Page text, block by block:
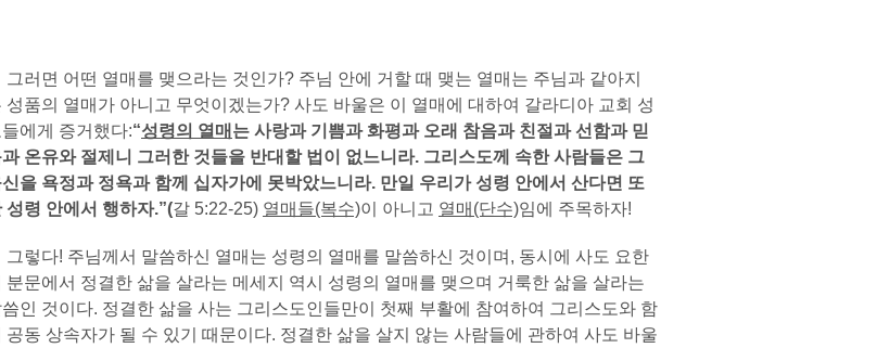
러면 어떤 열매를 맺으라는 것인가? 주님 안에 거할 때 맺는 열매는 주님과 같아지
성품의 열매가 아니고 무엇이겠는가? 사도 바울은 이 열매에 대하여 갈라디아 교회 성
들에게 증거했다:“성령의 열매 는 사랑과 기쁨과 화평과 오래 참음과 친절과 선함과 믿
과 온유와 절제니 그러한 것들을 반대할 법이 없느니라. 그리스도께 속한 사람들은 그
을 욕정과 정욕과 함께 십자가에 못박았느니라. 만일 우리가 성령 안에서 산다면 또
성령 안에서 행하자.”(갈 5:22-25) 열매들(복수)이 아니고 열매 (단수)임에 주목하자!
렇다! 주님께서 말씀하신 열매는 성령의 열매를 말씀하신 것이며, 동시에 사도 요한
분문에서 정결한 삶을 살라는 메세지 역시 성령의 열매를 맺으며 거룩한 삶을 살라는
씀인 것이다. 정결한 삶을 사는 그리스도인들만이 첫째 부활에 참여하여 그리스도와 함
공동 상속자가 될 수 있기 때문이다. 정결한 삶을 살지 않는 사람들에 관하여 사도 바울